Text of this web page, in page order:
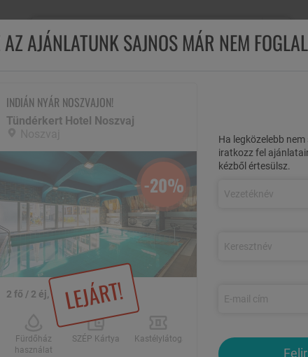
Tündérkert Hotel Noszvaj
ellátással, korlátlan Fürdőház használattal,
AZ AJÁNLATUNK SAJNOS MÁR NEM
LEJÁRT!
INDIÁN NYÁR NOSZVAJON!
Tündérkert Hotel Noszvaj
-20%
2 fő / 2 éj, félpanzióval
Fürdőház
használat
SZÉP Kártya Kastélylátogatás
Ha legközelebb
iratkozz fel
kézből értesülsz.